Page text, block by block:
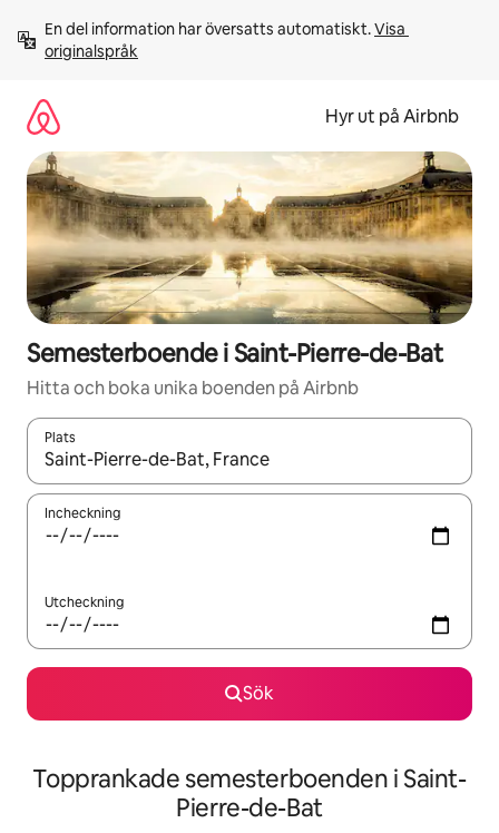
innehåll
En del information har översatts automatiskt. Visa
originalspråk
Hyr ut på Airbnb
Semesterboende i Saint-Pierre-de-Bat
Hitta och boka unika boenden på Airbnb
Plats
När resultaten är tillgängliga kan du navigera med upp- och
Incheckning
Utcheckning
Sök
Topprankade semesterboenden i Saint-
Pierre-de-Bat